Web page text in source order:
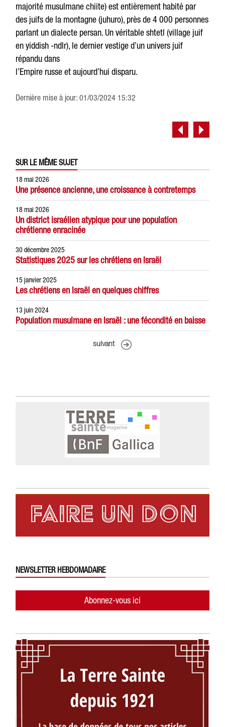
majorité musulmane chiite) est entièrement habité par
des juifs de la montagne (juhuro), près de 4 000 personnes
parlant un dialecte persan. Un véritable shtetl (village juif
en yiddish -ndlr), le dernier vestige d’un univers juif
répandu dans
l’Empire russe et aujourd’hui disparu.
Dernière mise à jour: 01/03/2024 15:32
SUR LE MÊME SUJET
18 mai 2026
Une présence ancienne, une croissance à contretemps
18 mai 2026
Un district israélien atypique pour une population
chrétienne enracinée
30 décembre 2025
Statistiques 2025 sur les chrétiens en Israël
15 janvier 2025
Les chrétiens en Israël en quelques chiffres
13 juin 2024
Population musulmane en Israël : une fécondité en baisse
suivant
NEWSLETTER HEBDOMADAIRE
Abonnez-vous ici